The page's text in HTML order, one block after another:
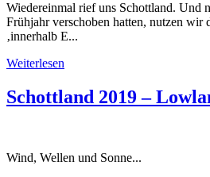
Wiedereinmal rief uns Schottland. Und
Frühjahr verschoben hatten, nutzen wir
‚innerhalb E...
Weiterlesen
Schottland 2019 –
Wind, Wellen und Sonne...